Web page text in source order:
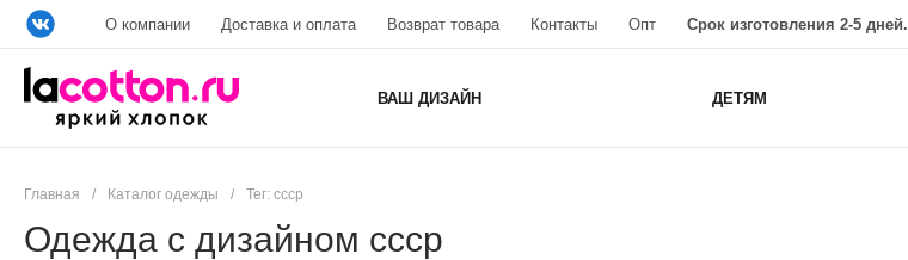
О компании Доставка и оплата Возврат товара Контакты Опт Срок изготовления 2-5 дней.
ВАШ ДИЗАЙН ДЕТЯМ
Главная / Каталог одежды / Тег: ссср
Одежда с дизайном ссср